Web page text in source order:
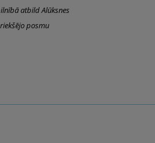
atbild Alūksnes
posmu